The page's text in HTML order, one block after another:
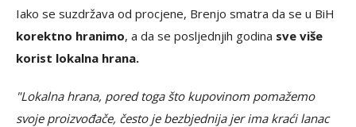
Iako se suzdržava od procjene, Brenjo smatra da se u BiH
korektno hranimo, a da se posljednjih godina sve više
korist lokalna hrana.
"Lokalna hrana, pored toga što kupovinom pomažemo
svoje proizvođače, često je bezbjednija jer ima kraći lanac